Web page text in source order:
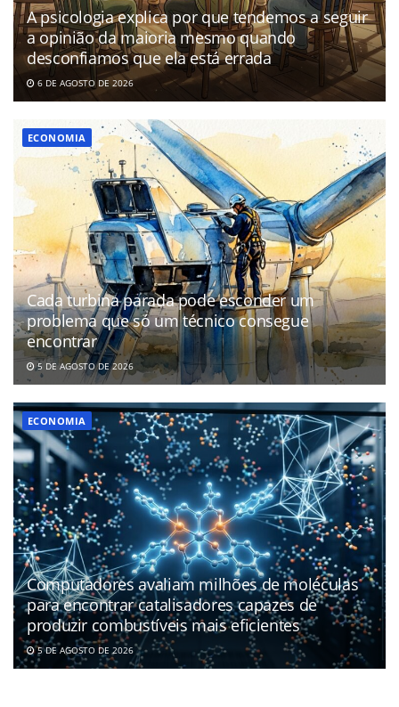
A psicologia explica por que tendemos a seguir
a opinião da maioria mesmo quando
desconfiamos que ela está errada
6 DE AGOSTO DE 2026
ECONOMIA
Cada turbina parada pode esconder um
problema que só um técnico consegue
encontrar
5 DE AGOSTO DE 2026
ECONOMIA
Computadores avaliam milhões de moléculas
para encontrar catalisadores capazes de
produzir combustíveis mais eficientes
5 DE AGOSTO DE 2026